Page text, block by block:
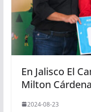
En Jalisco El
Milton
2024-08-23